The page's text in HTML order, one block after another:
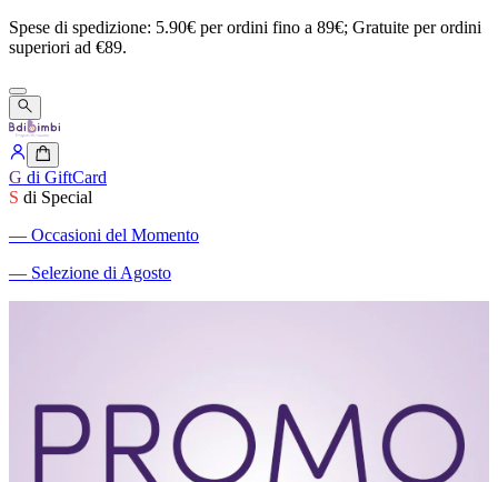
Spese di spedizione: 5.90€ perordini fino a 89€; Gratuite perordini
superiori ad €89.
G di GiftCard
S di Special
― Occasioni del Momento
― Selezione di Agosto